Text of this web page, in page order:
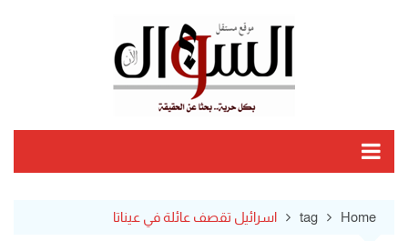
Home
tag اسرائيل تقصف عائلة في عيناتا